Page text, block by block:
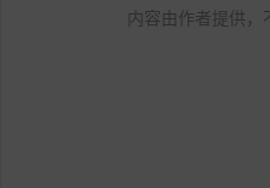
内容由作者提供，